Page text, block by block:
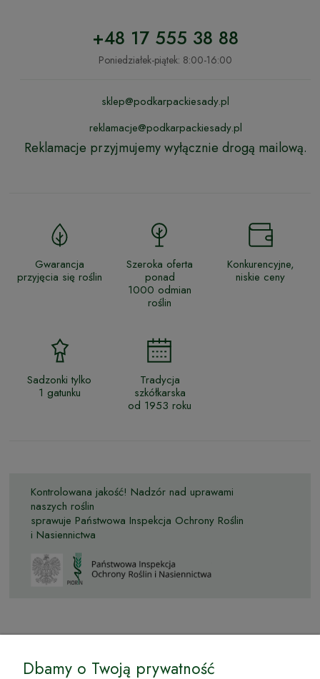
+48 17 555 38 88
Poniedziałek-piątek: 8:00-16:00
sklep@podkarpackiesady.pl
reklamacje@podkarpackiesady.pl
Reklamacje przyjmujemy wyłącznie drogą mailową.
Gwarancja
przyjęcia się roślin
Szeroka oferta
ponad
1000 odmian
roślin
Konkurencyjne,
niskie ceny
Sadzonki tylko
1 gatunku
Tradycja
szkółkarska
od 1953 roku
Kontrolowana jakość! Nadzór nad uprawami
naszych roślin
sprawuje Państwowa Inspekcja Ochrony Roślin
i Nasiennictwa
Dbamy o Twoją prywatność